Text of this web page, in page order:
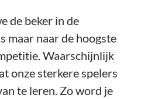
de beker in de
maar naar de hoogste
Waarschijnlijk
onze sterkere spelers
te leren. Zo word je